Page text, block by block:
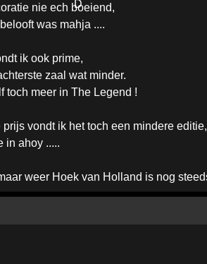
nie ech boeiend,
was mahja ....
ik ook prime,
zaal wat minder.
toch meer in The Legend !
prijs vondt ik het toch een mindere editie,
in ahoy .....
weer Hoek van Holland is nog